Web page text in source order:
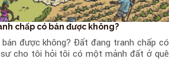
chấp có bán được không?
được không? Đất đang tranh chấp có
cho tôi hỏi tôi có một mảnh đất ở quê